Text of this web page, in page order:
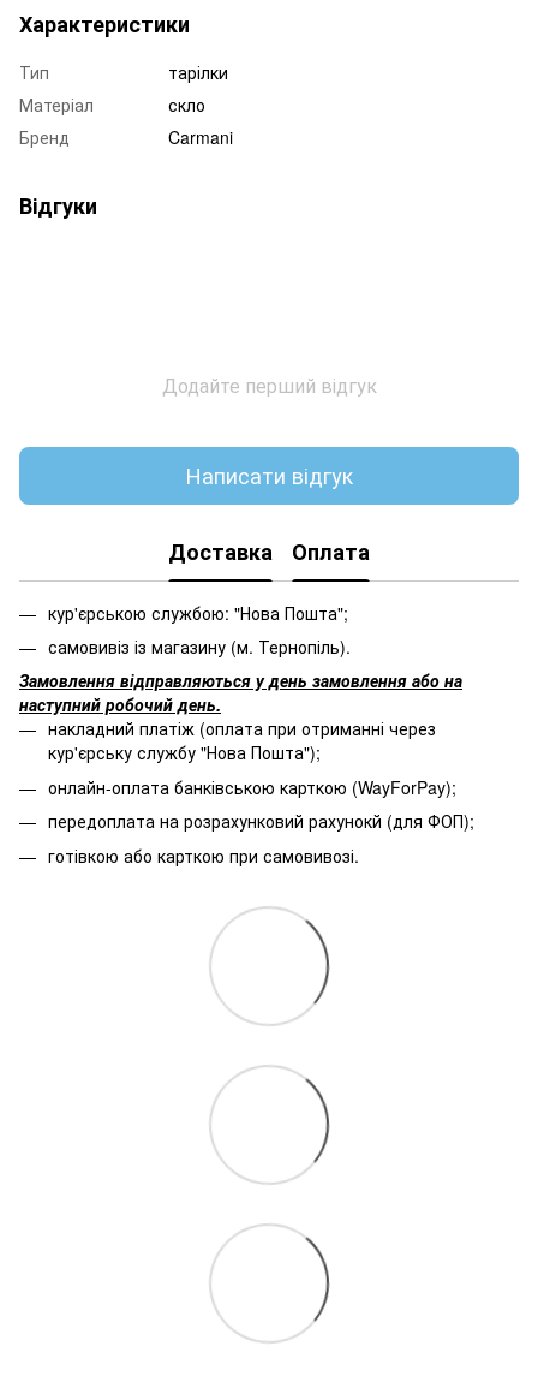
Характеристики
Тип
тарілки
Матеріал
скло
Бренд
Carmani
Відгуки
Додайте перший відгук
Написати відгук
Доставка Оплата
кур'єрською службою: "Нова Пошта";
самовивіз із магазину (м. Тернопіль).
Замовлення відправляються у день замовлення або на
наступний робочий день.
накладний платіж (оплата при отриманні через
кур'єрську службу "Нова Пошта");
онлайн-оплата банківською карткою (WayForPay);
передоплата на розрахунковий рахунокй (для ФОП);
готівкою або карткою при самовивозі.